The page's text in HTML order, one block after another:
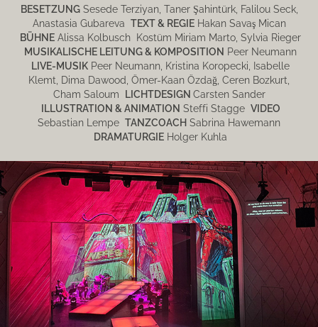
BESETZUNGSesede Terziyan, Taner Şahintürk, Falilou Seck,
Anastasia Gubareva TEXT & REGIEHakan Savaş Mican
BÜHNE Alissa Kolbusch Kostüm Miriam Marto, Sylvia Rieger
MUSIKALISCHE LEITUNG & KOMPOSITION Peer Neumann
LIVE-MUSIK Peer Neumann, Kristina Koropecki, Isabelle
Klemt, Dima Dawood, Ömer-Kaan Özdağ, Ceren Bozkurt,
Cham Saloum LICHTDESIGN Carsten Sander
ILLUSTRATION & ANIMATION Steffi Stagge VIDEO
Sebastian Lempe TANZCOACH Sabrina Hawemann
DRAMATURGIE Holger Kuhla